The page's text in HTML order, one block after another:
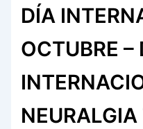
DÍA
OCTUBRE –